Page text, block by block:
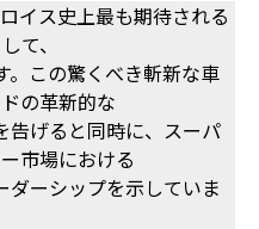
イス史上最も期待される
て、
。この驚くべき斬新な車
の革新的な
告げると同時に、スーパ
市場における
ダーシップを示していま